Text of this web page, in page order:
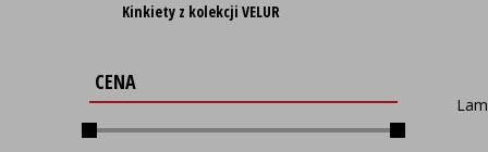
Kinkiety z kolekcji VELUR
CENA